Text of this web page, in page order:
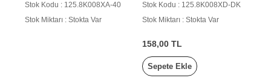
Stok Kodu : 125.8K008XA-40
Stok Miktarı : Stokta Var
Stok Kodu : 125.8K008XD-DK
Stok Miktarı : Stokta Var
158,00 TL
Sepete Ekle